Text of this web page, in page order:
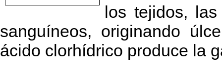
los tejidos,
sanguíneos, originando
ácido clorhídrico produce la